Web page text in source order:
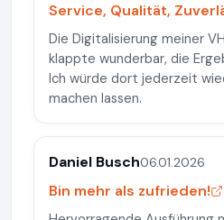
Service, Qualität,
Die Digitalisierung meiner
klappte wunderbar, die
Ich würde dort jederzeit
machen lassen.
Daniel Busch06.01.2026
Bin mehr als zufrieden!